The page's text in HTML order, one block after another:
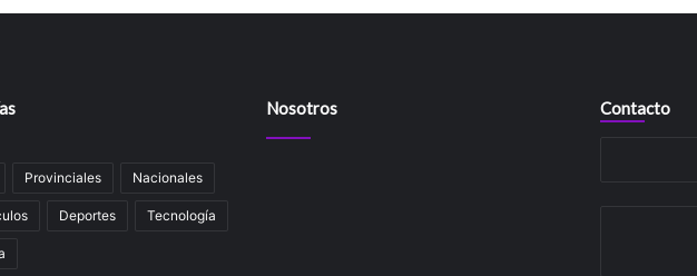
Provinciales Nacionales
Deportes Tecnología
Nosotros Contacto